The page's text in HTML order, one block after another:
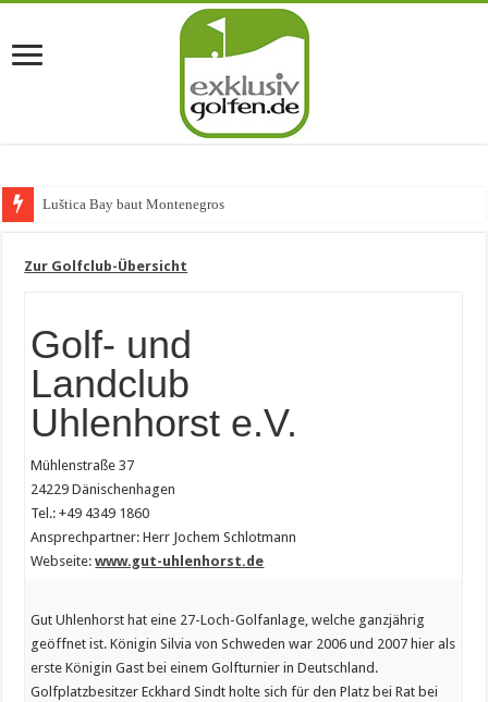
Luštica Bay baut Montenegros erste Gol
Zur Golfclub-Übersicht
Golf- und
Landclub
Uhlenhorst e.V.
Mühlenstraße 37
24229 Dänischenhagen
Tel.: +49 4349 1860
Ansprechpartner: Herr Jochem Schlotmann
Webseite:www.gut-uhlenhorst.de
Gut Uhlenhorst hat eine 27-Loch-Golfanlage, welche ganzjährig
geöffnet ist. Königin Silvia von Schweden war 2006 und 2007 hier als
erste Königin Gast bei einem Golfturnier in Deutschland.
Golfplatzbesitzer Eckhard Sindt holte sich für den Platz bei Rat bei